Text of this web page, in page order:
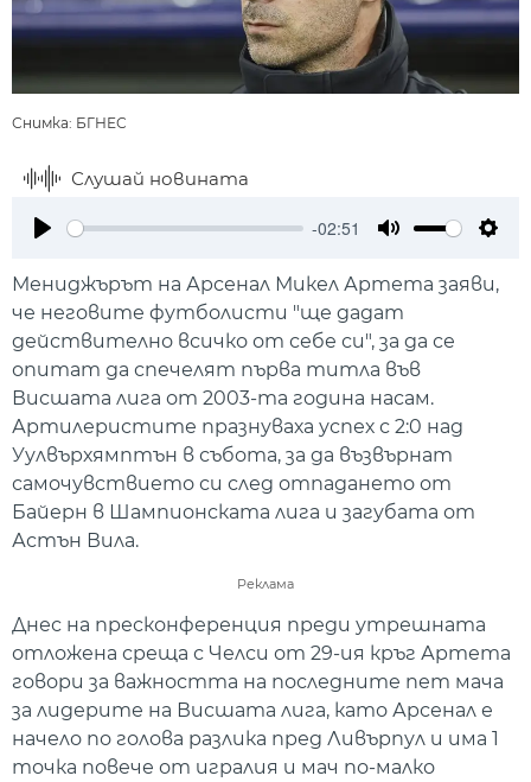
Снимка: БГНЕС
Слушай новината
-02:51
Мениджърът на Арсенал Микел Артета заяви,
че неговите футболисти "ще дадат
действително всичко от себе си", за да се
опитат да спечелят първа титла във
Висшата лига от 2003-та година насам.
Артилеристите празнуваха успех с 2:0 над
Уулвърхямптън в събота, за да възвърнат
самочувствието си след отпадането от
Байерн в Шампионската лига и загубата от
Астън Вила.
Реклама
Днес на пресконференция преди утрешната
отложена среща с Челси от 29-ия кръг Артета
говори за важността на последните пет мача
за лидерите на Висшата лига, като Арсенал е
начело по голова разлика пред Ливърпул и има 1
точка повече от игралия и мач по-малко